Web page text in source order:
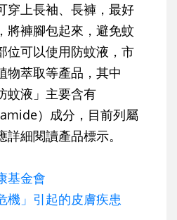
穿上長袖、長褲，最好
將褲腳包起來，避免蚊
位可以使用防蚊液，市
物萃取等產品，其中
蚊液」主要含有
）成分，目前列屬
細閱讀產品標示。
基金會
機」引起的皮膚疾患